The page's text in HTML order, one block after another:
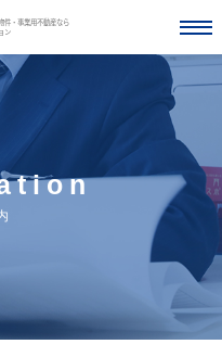
件・事業用不動産なら
ン